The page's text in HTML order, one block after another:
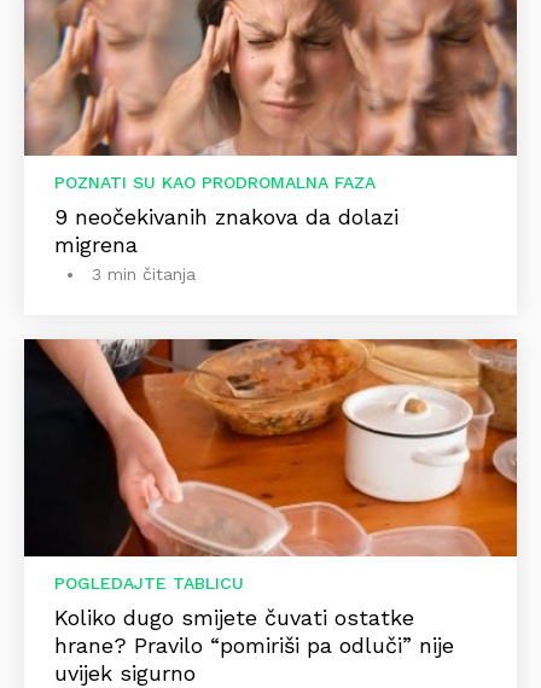
POZNATI SU KAO PRODROMALNA FAZA
9 neočekivanih znakova da dolazi
migrena
3 min čitanja
POGLEDAJTE TABLICU
Koliko dugo smijete čuvati ostatke
hrane? Pravilo “pomiriši pa odluči” nije
uvijek sigurno